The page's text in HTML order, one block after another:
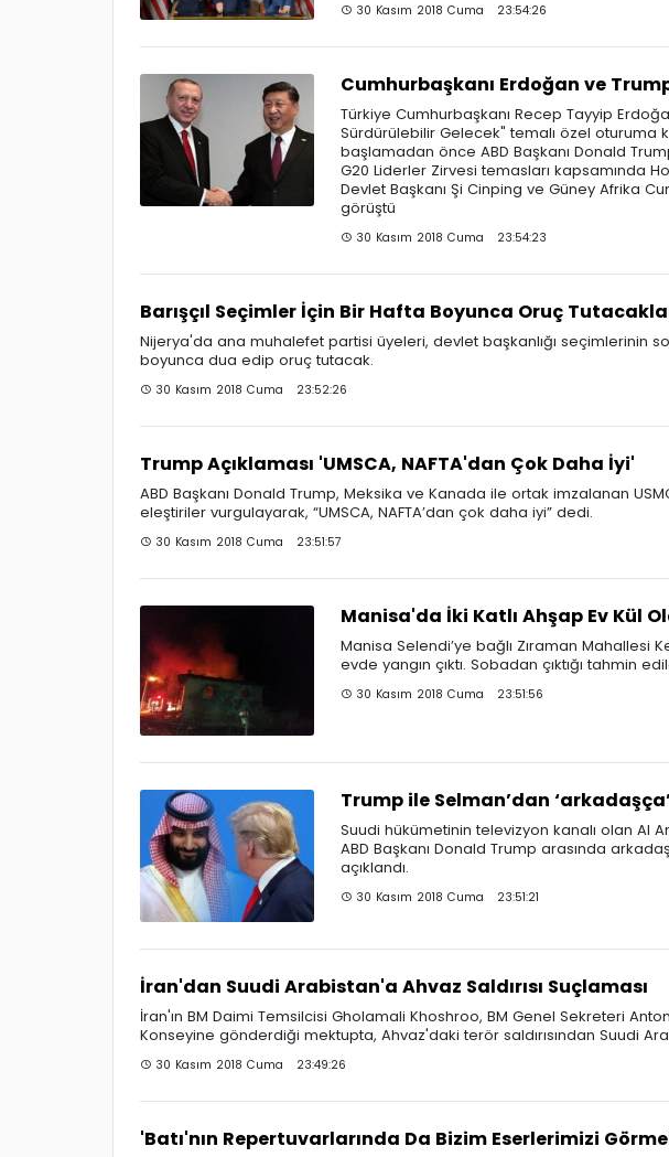
30 Kasım 2018 Cuma 23:54:26
Cumhurbaşkanı Erdoğan ve
Türkiye Cumhurbaşkanı Recep Tayyip
Sürdürülebilir Gelecek" temalı özel oturuma
başlamadan önce ABD Başkanı Donald
G20 Liderler Zirvesi temasları kapsamında
Devlet Başkanı Şi Cinping ve Güney Afrika
görüştü
30 Kasım 2018 Cuma 23:54:23
Barışçıl Seçimler İçin Bir Hafta Boyunca Oruç
Nijerya'da ana muhalefet partisi üyeleri, devlet başkanlığı seçimlerinin
boyunca dua edip oruç tutacak.
30 Kasım 2018 Cuma 23:52:26
Trump Açıklaması 'UMSCA, NAFTA'dan Çok Daha İyi'
ABD Başkanı Donald Trump, Meksika ve Kanada ile ortak imzalanan
eleştiriler vurgulayarak, “UMSCA, NAFTA’dan çok daha iyi” dedi.
30 Kasım 2018 Cuma 23:51:57
Manisa'da İki Katlı Ahşap Ev Kül
Manisa Selendi’ye bağlı Zıraman Mahallesi
evde yangın çıktı. Sobadan çıktığı tahmin
30 Kasım 2018 Cuma 23:51:56
Trump ile Selman’dan
Suudi hükümetinin televizyon kanalı olan Al
ABD Başkanı Donald Trump arasında
açıklandı.
30 Kasım 2018 Cuma 23:51:21
İran'dan Suudi Arabistan'a Ahvaz Saldırısı Suçlaması
İran'ın BM Daimi Temsilcisi Gholamali Khoshroo, BM Genel Sekreteri
Konseyine gönderdiği mektupta, Ahvaz'daki terör saldırısından Suudi
30 Kasım 2018 Cuma 23:49:26
'Batı'nın Repertuvarlarında Da Bizim Eserlerimizi